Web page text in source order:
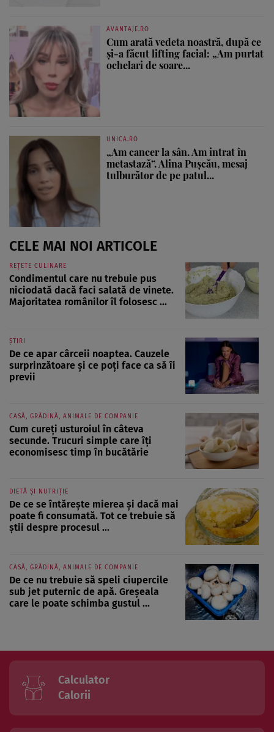
AVANTAJE.RO
Cum arată vedeta noastră, după ce
și-a făcut lifting facial: „Am purtat
ochelari de soare...
UNICA.RO
„Am cancer la sân. Am intrat în
metastază”. Alina Pușcău, mesaj
tulburător de pe patul...
CELE MAI NOI ARTICOLE
REȚETE CULINARE
Condimentul care nu trebuie pus
niciodată dacă faci salată de vinete.
Majoritatea românilor îl folosesc ...
ȘTIRI
De ce apar cârceii noaptea. Cauzele
surprinzătoare și ce poți face ca să îi
previi
CASĂ, GRĂDINĂ, ANIMALE DE COMPANIE
Cum cureți usturoiul în câteva
secunde. Trucuri simple care îți
economisesc timp în bucătărie
DIETĂ ȘI NUTRIȚIE
De ce se întărește mierea și dacă mai
poate fi consumată. Tot ce trebuie să
știi despre procesul ...
CASĂ, GRĂDINĂ, ANIMALE DE COMPANIE
De ce nu trebuie să speli ciupercile
sub jet puternic de apă. Greșeala
care le poate schimba gustul ...
Calculator
Calorii